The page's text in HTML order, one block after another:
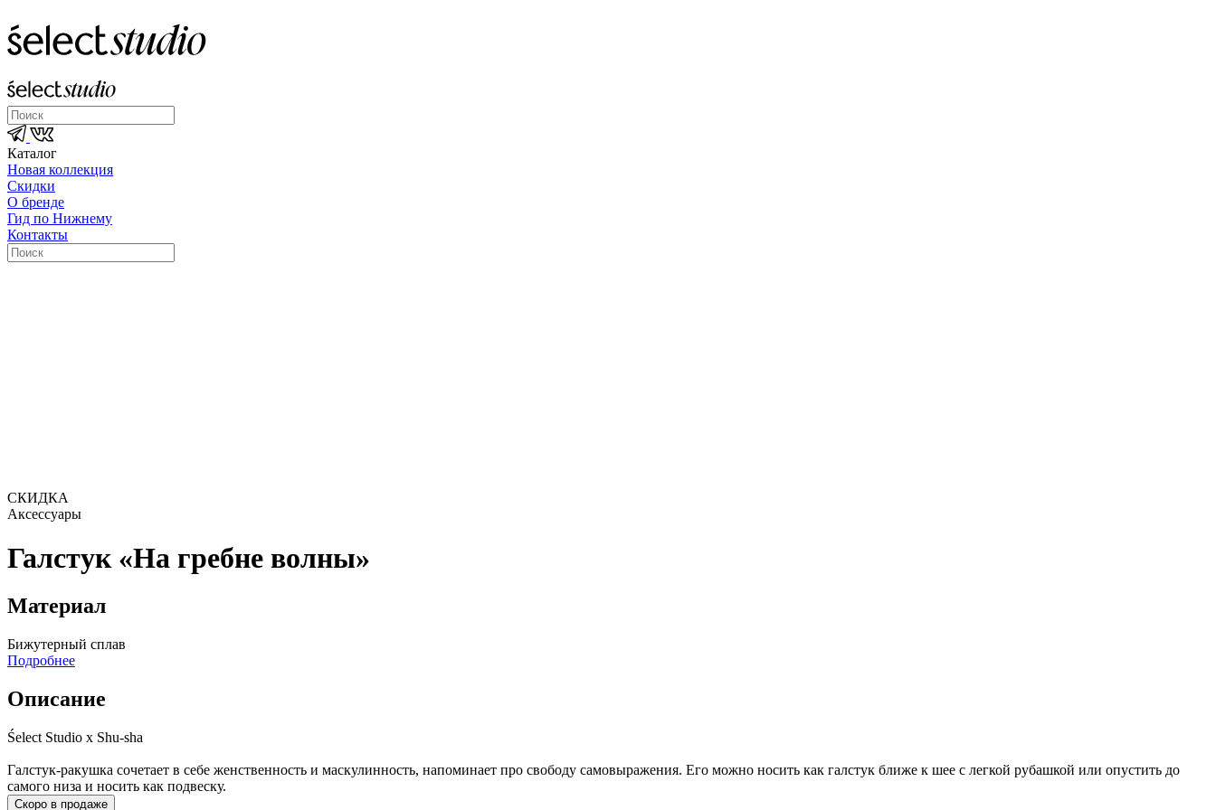
Каталог
Новая коллекция
Скидки
О бренде
Гид по Нижнему
Контакты
СКИДКА
Аксессуары
Галстук «На гребне волны»
Материал
Бижутерный сплав
Подробнее
Описание
Śelect Studio x Shu-sha
Галстук-ракушка сочетает в себе женственность и маскулинность, напоминает про свободу самовыражения. Его можно носить как галстук ближе к шее с легкой рубашкой или опустить до
самого низа и носить как подвеску.
Скоро в продаже